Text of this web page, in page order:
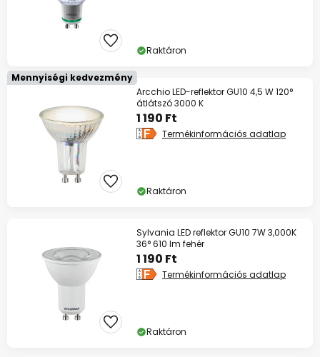
Raktáron
Mennyiségi kedvezmény
Arcchio LED-reflektor GU10 4,5 W 120°
átlátszó 3000 K
1 190 Ft
Termékinformációs adatlap
Raktáron
Sylvania LED reflektor GU10 7W 3,000K
36° 610 lm fehér
1 190 Ft
Termékinformációs adatlap
Raktáron